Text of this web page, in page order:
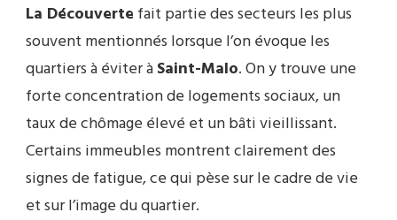
La Découverte fait partie des secteurs les plus
souvent mentionnés lorsque l’on évoque les
quartiers à éviter àSaint-Malo. On y trouve une
forte concentration de logements sociaux, un
taux de chômage élevé et un bâti vieillissant.
Certains immeubles montrent clairement des
signes de fatigue, ce qui pèse sur le cadre de vie
et sur l’image du quartier.